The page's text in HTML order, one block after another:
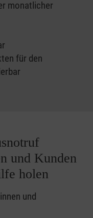
monatlicher
für den
und Kunden
holen
und